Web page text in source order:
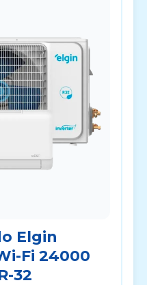
Elgin
Fi 24000
32